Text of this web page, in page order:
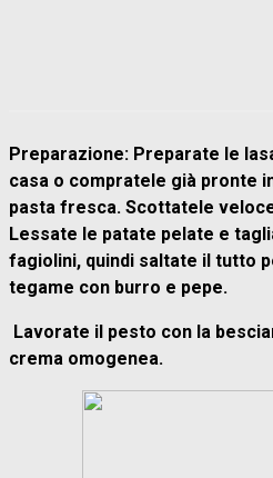
Preparazione: Preparate le
casa o compratele già pronte
pasta fresca. Scottatele
Lessate le patate pelate e
fagiolini, quindi saltate il tutto
tegame con burro e pepe.
Lavorate il pesto con la
crema omogenea.